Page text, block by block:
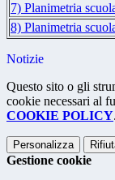
7) Planimetria
8) Planimetria
Notizie
Questo sito o gli
cookie necessari al
COOKIE POLICY.
Personalizza
Gestione cookie